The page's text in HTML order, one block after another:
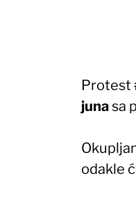
Protest
junasa
odakle